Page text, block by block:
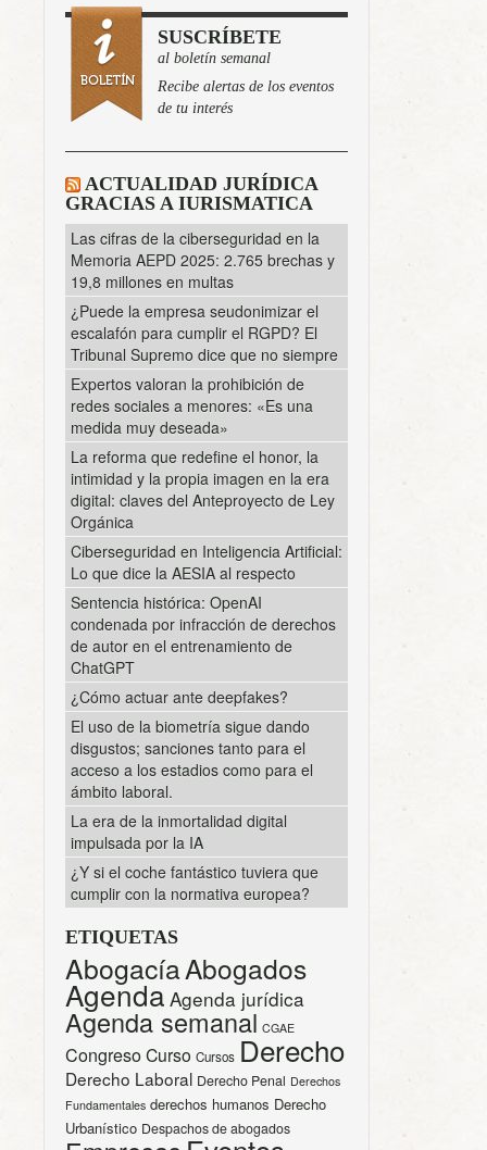
SUSCRÍBETE
al boletín semanal
Recibe alertas de los eventos
de tu interés
ACTUALIDAD JURÍDICA
GRACIAS A IURISMATICA
Las cifras de la ciberseguridad en la
Memoria AEPD 2025: 2.765 brechas y
19,8 millones en multas
¿Puede la empresa seudonimizar el
escalafón para cumplir el RGPD? El
Tribunal Supremo dice que no siempre
Expertos valoran la prohibición de
redes sociales a menores: «Es una
medida muy deseada»
La reforma que redefine el honor, la
intimidad y la propia imagen en la era
digital: claves del Anteproyecto de Ley
Orgánica
Ciberseguridad en Inteligencia Artificial:
Lo que dice la AESIA al respecto
Sentencia histórica: OpenAI
condenada por infracción de derechos
de autor en el entrenamiento de
ChatGPT
¿Cómo actuar ante deepfakes?
El uso de la biometría sigue dando
disgustos; sanciones tanto para el
acceso a los estadios como para el
ámbito laboral.
La era de la inmortalidad digital
impulsada por la IA
¿Y si el coche fantástico tuviera que
cumplir con la normativa europea?
ETIQUETAS
AbogacíaAbogados
Agenda Agenda jurídica
Agenda semanal CGAE
CongresoCurso Cursos Derecho
Derecho Laboral Derecho Penal Derechos
Fundamentales derechos humanos Derecho
Urbanístico Despachos de abogados